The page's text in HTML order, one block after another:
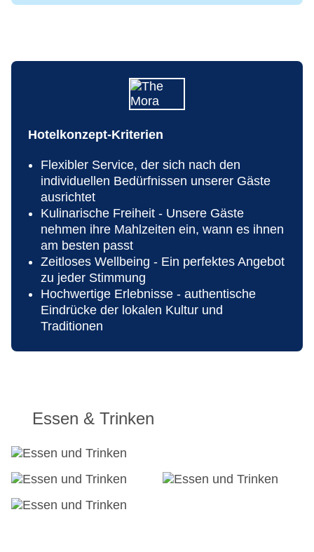
Hotelkonzept-Kriterien
Flexibler Service, der sich nach den
individuellen Bedürfnissen unserer Gäste
ausrichtet
Kulinarische Freiheit - Unsere Gäste
nehmen ihre Mahlzeiten ein, wann es ihnen
am besten passt
Zeitloses Wellbeing - Ein perfektes Angebot
zu jeder Stimmung
Hochwertige Erlebnisse - authentische
Eindrücke der lokalen Kultur und
Traditionen
Essen & Trinken